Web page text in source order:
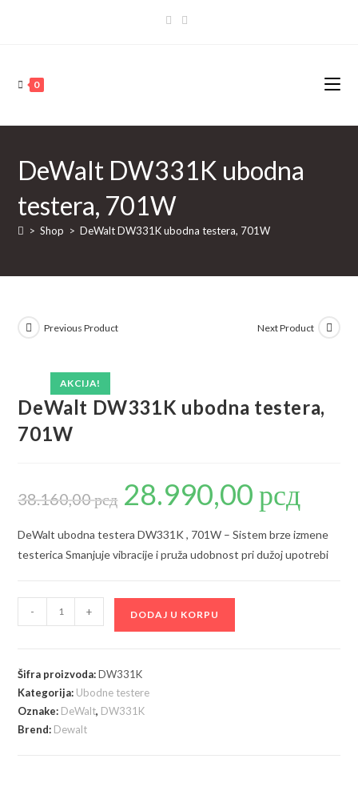
0
DeWalt DW331K ubodna
testera, 701W
> Shop > DeWalt DW331K ubodna testera, 701W
AKCIJA!
Previous Product Next Product
DeWalt DW331K ubodna testera,
701W
38.160,00рсд
Originalna
cena
je
38.160,00 рсд.
28.990,00рсдje:
DeWalt ubodna testera DW331K , 701W – Sistem brze izmene
testerica Smanjuje vibracije i pruža udobnost pri dužoj upotrebi
DW331K
testera,
701W
količina
- + DODAJ U KORPU
Šifra proizvoda:DW331K
Kategorija: Ubodne testere
Oznake: DeWalt, DW331K
Brend: Dewalt